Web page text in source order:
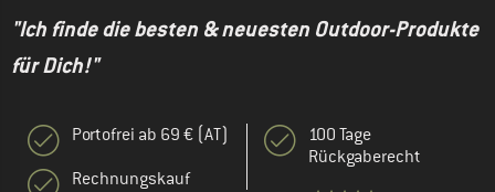
"Ich finde die besten & neuesten Outdoor-Produkte
für Dich!"
Portofrei ab 69 € (AT)
Rechnungskauf
100 Tage
Rückgaberecht